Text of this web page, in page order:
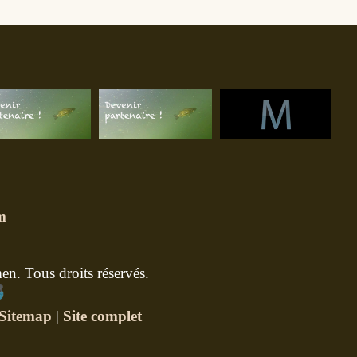
Tous droits réservés.
| Site complet